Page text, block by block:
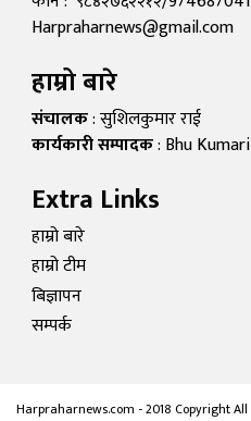
Harpraharnews@gmail.com
हाम्रो बारे
संचालक: सुशिलकुमार राई
कार्यकारी सम्पादक: Bhu
Extra Links
हाम्रो बारे
हाम्रो टीम
बिज्ञापन
सम्पर्क
Harpraharnews.com - 2018 Copyright All